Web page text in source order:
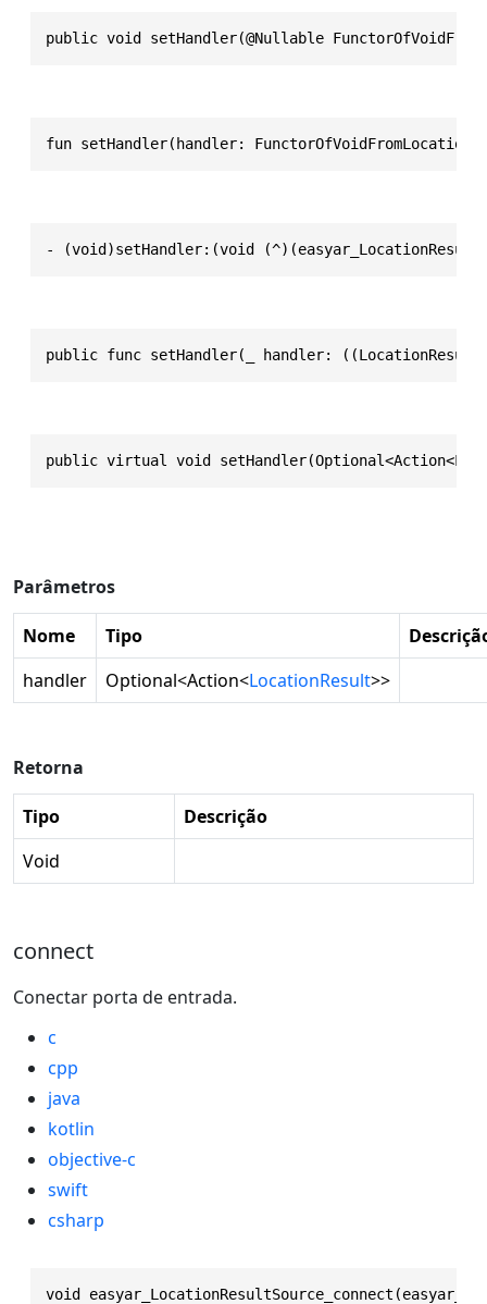
public void setHandler(@Nullable
fun setHandler(handler:
- (void)setHandler:(void
public func setHandler(_ handler:
public virtual void
Parâmetros
Nome Tipo
handler
Optional<Action<LocationResult>>
Retorna
Tipo
Descrição
Void
connect
Conectar porta de entrada.
c
cpp
java
kotlin
objective-c
swift
csharp
void